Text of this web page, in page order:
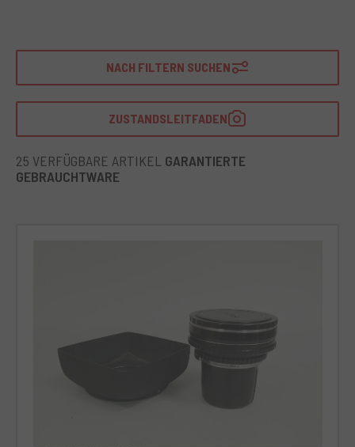
NACH FILTERN SUCHEN
ZUSTANDSLEITFADEN
25 VERFÜGBARE ARTIKEL GARANTIERTE
GEBRAUCHTWARE